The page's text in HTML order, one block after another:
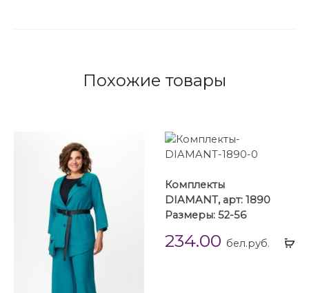
Похожие товары
Комплекты
DIAMANT, арт: 1890
Размеры: 52-56
234.00 бел.руб.